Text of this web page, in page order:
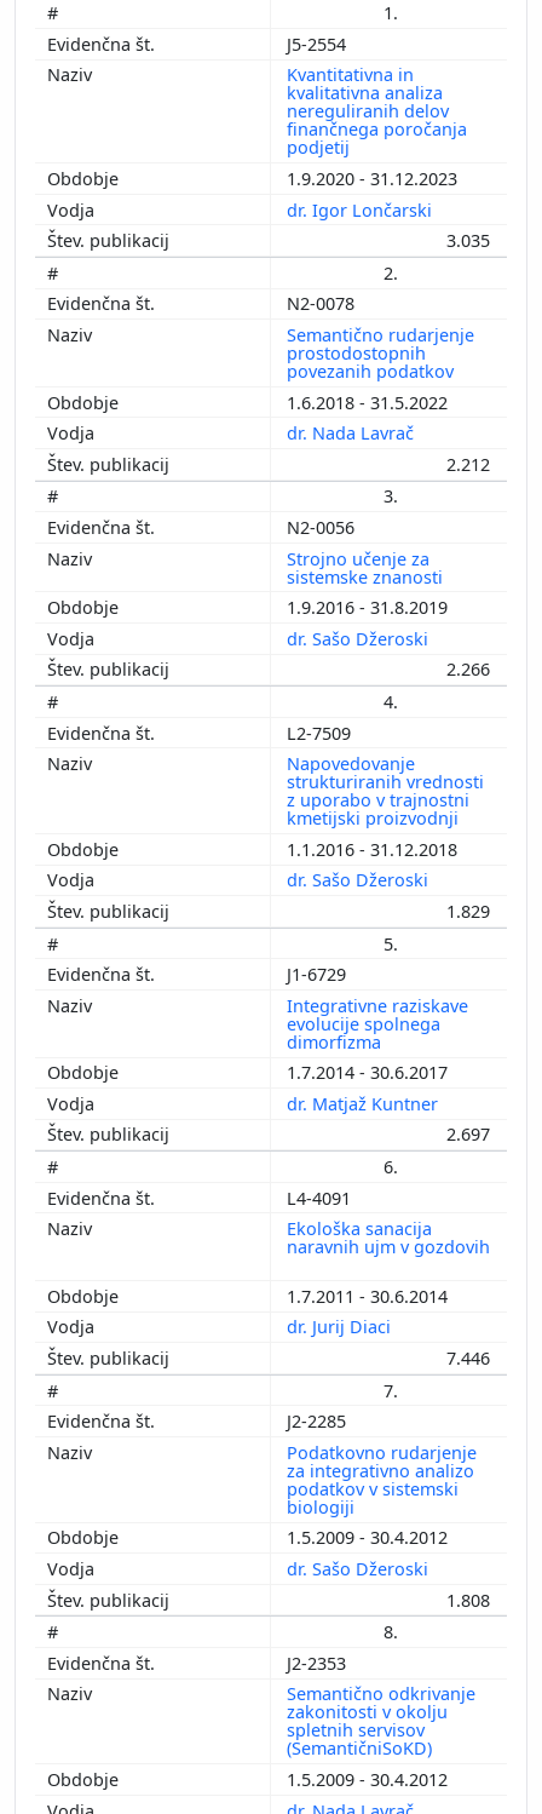
1.
J5-2554
Kvantitativna in
kvalitativna analiza
nereguliranih delov
finančnega poročanja
podjetij
1.9.2020 - 31.12.2023
dr. Igor Lončarski
3.035
2.
N2-0078
Semantično rudarjenje
prostodostopnih
povezanih podatkov
1.6.2018 - 31.5.2022
dr. Nada Lavrač
2.212
3.
N2-0056
Strojno učenje za
sistemske znanosti
1.9.2016 - 31.8.2019
dr. Sašo Džeroski
2.266
4.
L2-7509
Napovedovanje
strukturiranih vrednosti
z uporabo v trajnostni
kmetijski proizvodnji
1.1.2016 - 31.12.2018
dr. Sašo Džeroski
1.829
5.
J1-6729
Integrativne raziskave
evolucije spolnega
dimorfizma
1.7.2014 - 30.6.2017
dr. Matjaž Kuntner
2.697
6.
L4-4091
Ekološka sanacija
naravnih ujm v gozdovih
1.7.2011 - 30.6.2014
dr. Jurij Diaci
7.446
7.
J2-2285
Podatkovno rudarjenje
za integrativno analizo
podatkov v sistemski
biologiji
1.5.2009 - 30.4.2012
dr. Sašo Džeroski
1.808
8.
J2-2353
Semantično odkrivanje
zakonitosti v okolju
spletnih servisov
(SemantičniSoKD)
1.5.2009 - 30.4.2012